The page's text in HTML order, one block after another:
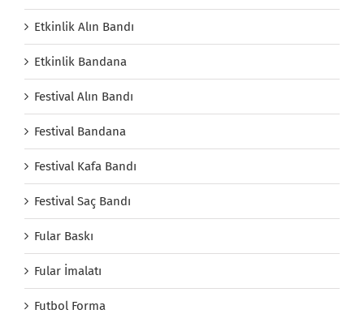
Etkinlik Alın Bandı
Etkinlik Bandana
Festival Alın Bandı
Festival Bandana
Festival Kafa Bandı
Festival Saç Bandı
Fular Baskı
Fular İmalatı
Futbol Forma